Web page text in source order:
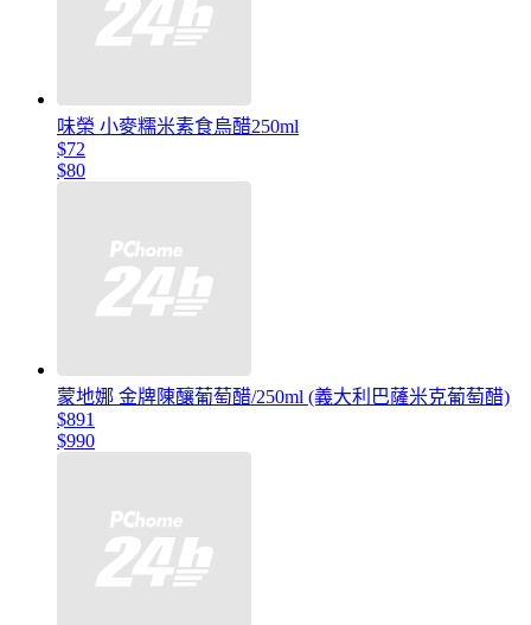
味榮 小麥糯米素食烏醋250ml
$72
$80
蒙地娜 金牌陳釀葡萄醋/250ml (義大利巴薩米克葡萄醋)
$891
$990